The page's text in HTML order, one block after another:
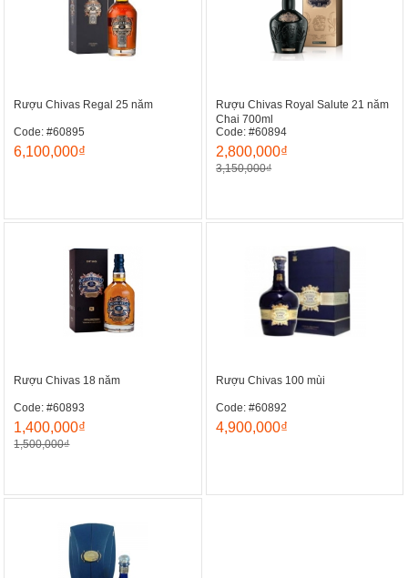
Rượu Chivas Regal 25 năm
Code: #60895
6,100,000₫
Rượu Chivas Royal Salute 21 năm
Chai 700ml
Code: #60894
2,800,000₫
3,150,000₫
Rượu Chivas 18 năm
Code: #60893
1,400,000₫
1,500,000₫
Rượu Chivas 100 mùi
Code: #60892
4,900,000₫